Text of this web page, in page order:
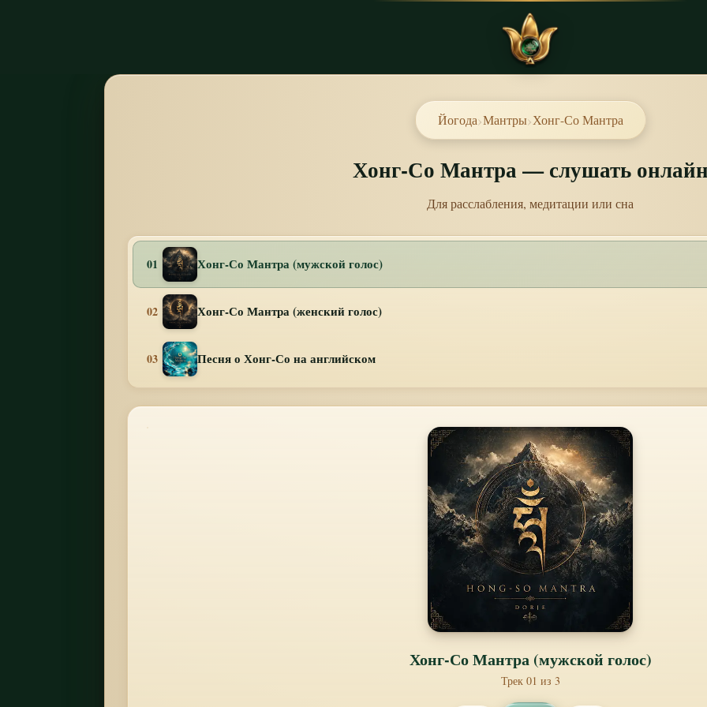
Йогода›Мантры›Хонг-Со Мантра
Хонг-Со Мантра — слушать
Для расслабления, медитации или сна
01 Хонг-Со Мантра (мужской голос)
02 Хонг-Со Мантра (женский голос)
03 Песня о Хонг-Со на английском
Хонг-Со Мантра (мужской голос)
Трек 01 из 3